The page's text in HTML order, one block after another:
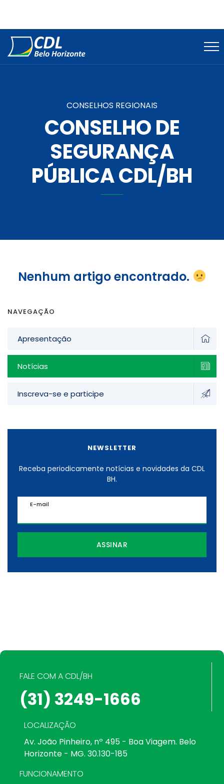
CONSELHOS REGIONAIS
CONSELHO DE
SEGURANÇA
PÚBLICA CDL/BH
Nenhum artigo encontrado.
NAVEGAÇÃO
Apresentação
Notícias
Inscreva-se e participe
NEWSLETTER
Receba periodicamente notícias e novidades da CDL
BH.
E-mail
ASSINAR
FALE COM A CDL/BH
(31) 3249-1666
LOCALIZAÇÃO
Av. João Pinheiro, nº 495 - Boa Viagem. Belo
Horizonte - MG. 30.130-185
FUNCIONAMENTO